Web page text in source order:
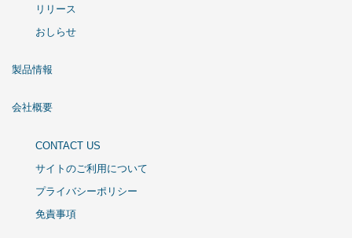
リリース
おしらせ
製品情報
会社概要
CONTACT US
サイトのご利用について
プライバシーポリシー
免責事項